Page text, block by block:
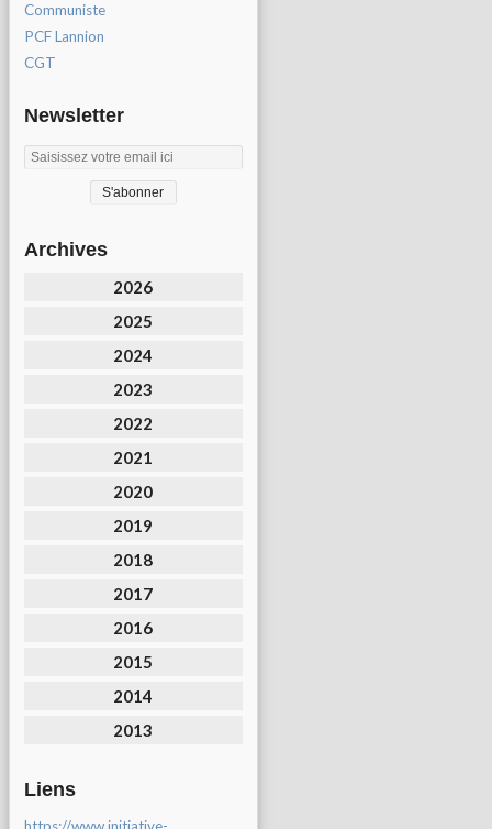
Communiste
PCF Lannion
CGT
Newsletter
Archives
2026
2025
2024
2023
2022
2021
2020
2019
2018
2017
2016
2015
2014
2013
Liens